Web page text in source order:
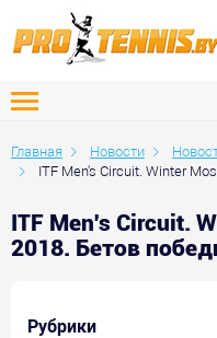
Главная Новости
ITF Men's Circuit. Winter
ITF Men's Circuit.
2018. Бетов
Рубрики